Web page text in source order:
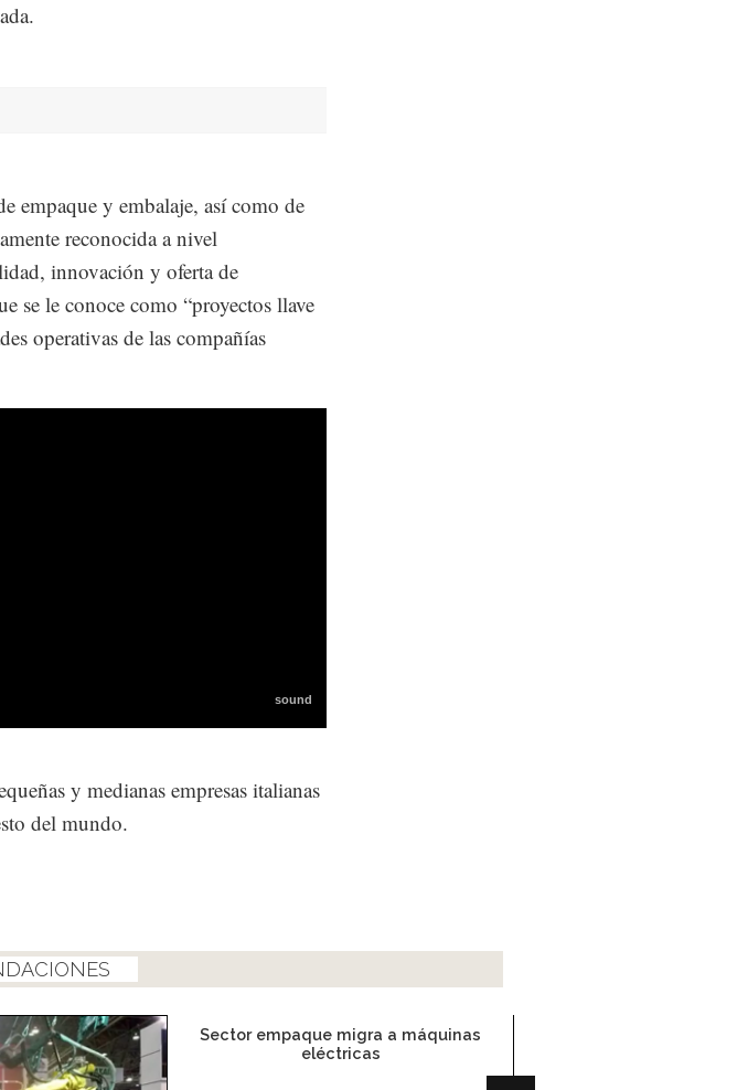
empaque y embalaje, así como de
reconocida a nivel
innovación y oferta de
se le conoce como “proyectos llave
operativas de las compañías
y medianas empresas italianas
del mundo.
Sector empaque migra a máquinas
eléctricas